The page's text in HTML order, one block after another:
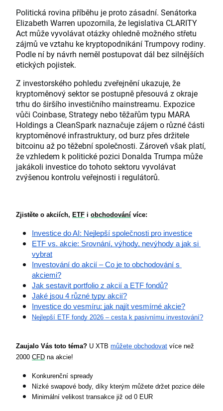
Politická rovina příběhu je proto zásadní. Senátorka
Elizabeth Warren upozornila, že legislativa CLARITY
Act může vyvolávat otázky ohledně možného střetu
zájmů ve vztahu ke kryptopodnikání Trumpovy rodiny.
Podle ní by návrh neměl postupovat dál bez silnějších
etických pojistek.
Z investorského pohledu zveřejnění ukazuje, že
kryptoměnový sektor se postupně přesouvá z okraje
trhu do širšího investičního mainstreamu. Expozice
vůči Coinbase, Strategy nebo těžařům typu MARA
Holdings a CleanSpark naznačuje zájem o různé části
kryptoměnové infrastruktury, od burz přes držitele
bitcoinu až po těžební společnosti. Zároveň však platí,
že vzhledem k politické pozici Donalda Trumpa může
jakákoli investice do tohoto sektoru vyvolávat
zvýšenou kontrolu veřejnosti i regulátorů.
Zjistěte o akciích, ETF i obchodování více:
Investice do AI: Nejlepší společnosti pro investice
ETF vs. akcie: Srovnání, výhody, nevýhody a jak si
vybrat
Investování do akcií – Co je to obchodování s
akciemi?
Jak sestavit portfolio z akcií a ETF fondů?
Jaké jsou 4 různé typy akcií?
Investice do vesmíru: jak najít vesmírné akcie?
Nejlepší ETF fondy 2026 – cesta k pasivnímu investování?
Zaujalo Vás toto téma? U XTB můžete obchodovat více než
2000 CFD na akcie!
Konkurenční spready
Nízké swapové body, díky kterým můžete držet pozice déle
Minimální velikost transakce již od 0 EUR